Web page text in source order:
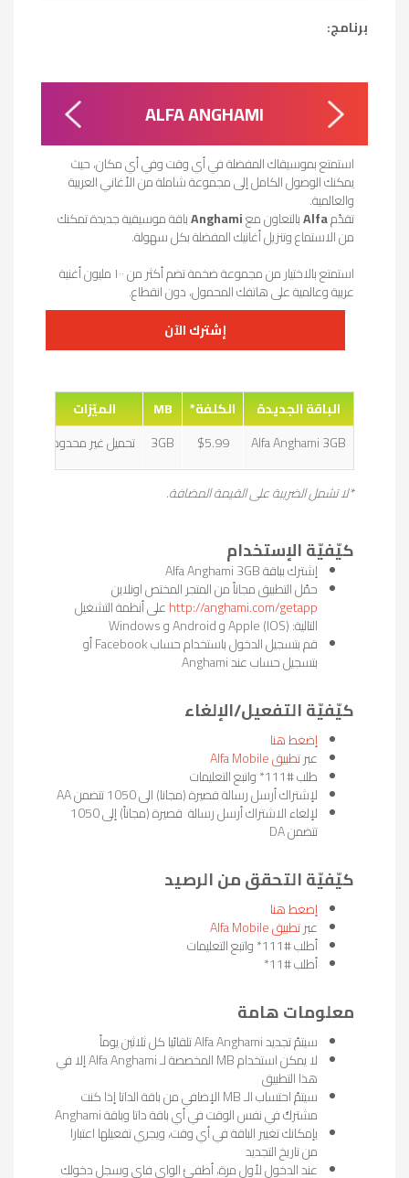
برنامج:
ALFA ANGHAMI
استمتع بموسيقاك المفضلة في أي وقت وفي أي مكان، حيث
يمكنك الوصول الكامل إلى مجموعة شاملة من الأغاني العربية
والعالمية.
تقدّمAlfaبالتعاون معAnghamiباقة موسيقية جديدة تمكنك
من الاستماع وتنزيل أغانيك المفضلة بكل سهولة.
استمتع بالاختيار من مجموعة ضخمة تضم أكثر من ١٠٠ مليون أغنية
عربية وعالمية على هاتفك المحمول، دون انقطاع.
إشترك الآن
الباقة الجديدة الكلفة* MB
الميّزات
Alfa Anghami 3GB
$5.99
3GB تحميل غير محدود
*لا تشمل الضريبة على القيمة المضافة.
كيّفيّة الإستخدام
إشترك بباقة Alfa Anghami 3GB
حمّل التطبيق مجاناً من المتجر المختص اونلاين
http://anghami.com/getappعلى أنظمة التشغيل
التالية: (Apple (IOS و Android و Windows
قم بتسجيل الدخول باستخدام حساب Facebook أو
بتسجيل حساب عند Anghami
كيّفيّة التفعيل/الإلغاء
إضغط هنا
عبرتطبيق Alfa Mobile
طلب #111* واتبع التعليمات
لإشتراك أرسل رسالة قصيرة (مجانا) الى 1050 تتضمن AA
لإلغاء الاشتراك أرسل رسالة قصيرة (مجاناً) إلى 1050
تتضمن DA
كيّفيّة التحقق من الرصيد
إضغط هنا
عبرتطبيق Alfa Mobile
أطلب #111* واتبع التعليمات
أطلب #11*
معلومات هامة
سيتمّ تجديد Alfa Anghami تلقائيا كل ثلاثين يوماً
لا يمكن استخدام MB المخصصة لـ Alfa Anghami إلا في
هذا التطبيق
سيتمّ احتساب الـ MB الإضافي من باقة الداتا إذا كنت
مشتركٌ في نفس الوقت في أي باقة داتا وباقة Anghami
بإمكانك تغيير الباقة في أي وقت، ويجري تفعيلها اعتبارا
من تاريخ التجديد
عند الدخول لأول مرة، أطفئ الواي فاي وسجل دخولك